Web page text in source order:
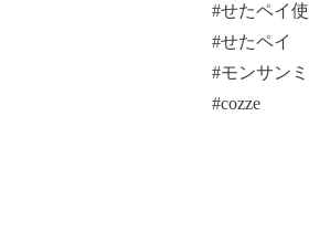
#せたペイ
#せたペイ
#モンサン
#cozze